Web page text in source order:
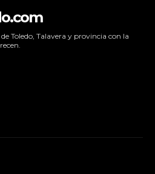
Toledo, Talavera y provincia con la